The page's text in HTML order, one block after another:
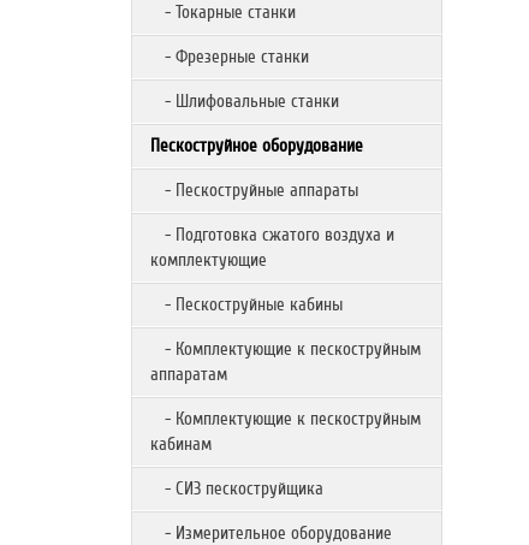
- Токарные станки
- Фрезерные станки
- Шлифовальные станки
Пескоструйное оборудование
- Пескоструйные аппараты
- Подготовка сжатого воздуха и
комплектующие
- Пескоструйные кабины
- Комплектующие к пескоструйным
аппаратам
- Комплектующие к пескоструйным
кабинам
- СИЗ пескоструйщика
- Измерительное оборудование